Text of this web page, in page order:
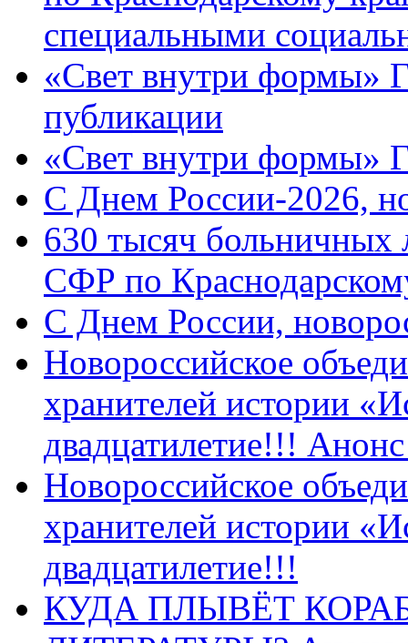
специальными
«Свет внутри формы»
публикации
«Свет внутри формы»
C Днем России-2026,
630 тысяч больничных
СФР по
C Днем России,
Новороссийское
хранителей истории
двадцатилетие!!!
Новороссийское
хранителей истории
двадцатилетие!!!
КУДА ПЛЫВЁТ